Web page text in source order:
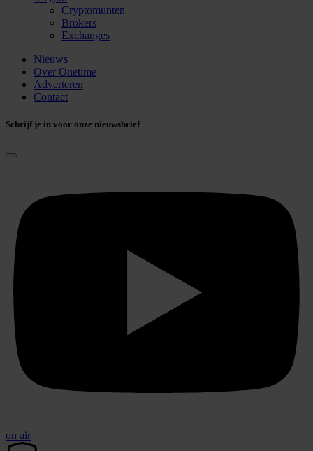
Cryptomunten
Brokers
Exchanges
Nieuws
Over Onetime
Adverteren
Contact
Schrijf je in voor onze nieuwsbrief
on air